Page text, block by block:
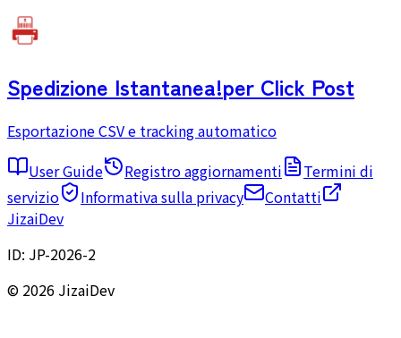
Spedizione Istantanea!per Click Post
Esportazione CSV e tracking automatico
User Guide
Registro aggiornamenti
Termini di
servizio
Informativa sulla privacy
Contatti
JizaiDev
ID: JP-2026-2
© 2026 JizaiDev